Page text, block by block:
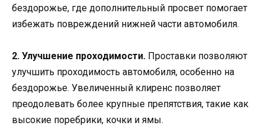
бездорожье, где дополнительный просвет помогает
избежать повреждений нижней части автомобиля.
2. Улучшение проходимости. Проставки позволяют
улучшить проходимость автомобиля, особенно на
бездорожье. Увеличенный клиренс позволяет
преодолевать более крупные препятствия, такие как
высокие поребрики, кочки и ямы.